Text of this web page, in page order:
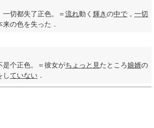
切都失了正色。＝流れ動く 輝きの中で ， 一切
の色を失った．
是个正色。＝彼女がちょっと見たところ娘婿の
していない ．